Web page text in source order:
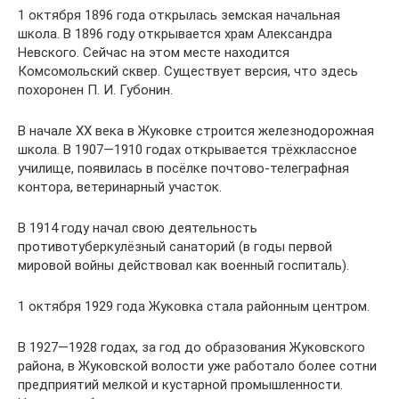
1 октября 1896 года открылась земская начальная
школа. В 1896 году открывается храм Александра
Невского. Сейчас на этом месте находится
Комсомольский сквер. Существует версия, что здесь
похоронен П. И. Губонин.
В начале XX века в Жуковке строится железнодорожная
школа. В 1907—1910 годах открывается трёхклассное
училище, появилась в посёлке почтово-телеграфная
контора, ветеринарный участок.
В 1914 году начал свою деятельность
противотуберкулёзный санаторий (в годы первой
мировой войны действовал как военный госпиталь).
1 октября 1929 года Жуковка стала районным центром.
В 1927—1928 годах, за год до образования Жуковского
района, в Жуковской волости уже работало более сотни
предприятий мелкой и кустарной промышленности.